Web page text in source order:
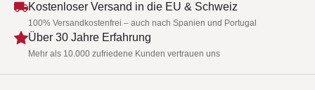
Kostenloser Versand in die EU & Schweiz
100% Versandkostenfrei – auch nach Spanien und Portugal
Über 30 Jahre Erfahrung
Mehr als 10.000 zufriedene Kunden vertrauen uns